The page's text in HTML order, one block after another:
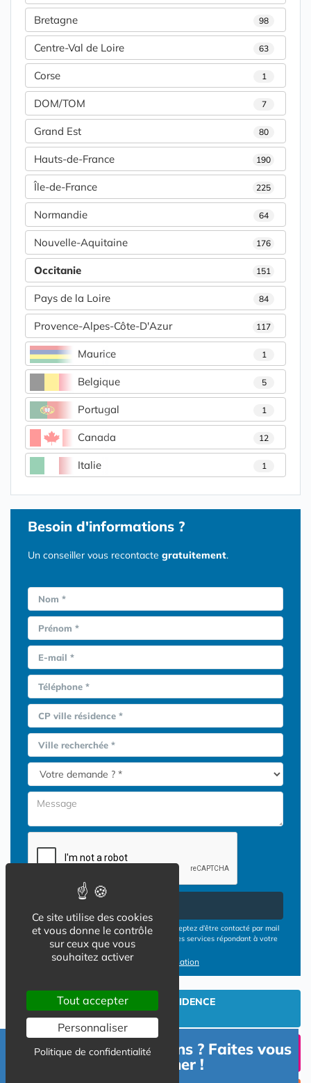
Bretagne 98
Centre-Val de Loire 63
Corse 1
DOM/TOM 7
Grand Est 80
Hauts-de-France 190
Île-de-France 225
Normandie 64
Nouvelle-Aquitaine 176
Occitanie 151
Pays de la Loire 84
Provence-Alpes-Côte-D'Azur 117
Maurice 1
Belgique 5
Portugal 1
Canada 12
Italie 1
Besoin d'informations ?
Un conseiller vous recontacte gratuitement.
Nom *
Prénom *
E-mail *
Téléphone *
CP ville résidence *
Ville recherchée *
En cliquant sur le bouton ENVOYER vous acceptez d’être contacté par mail
ou téléphone par les opérateurs de résidences services répondant à votre
demande
Conditions d'utilisation
INVESTIR EN RESIDENCE
SENIOR
UN SEJOUR TEMPORAIIRE
EN RESIDENCE SENIOR?
Besoin d'informations ? Faites vous
accompagner !
Ce site utilise des cookies
et vous donne le contrôle
sur ceux que vous
souhaitez activer
Tout accepter
Personnaliser
Politique de confidentialité